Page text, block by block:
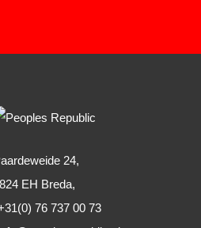
24,
EH Breda,
76 737 00 73